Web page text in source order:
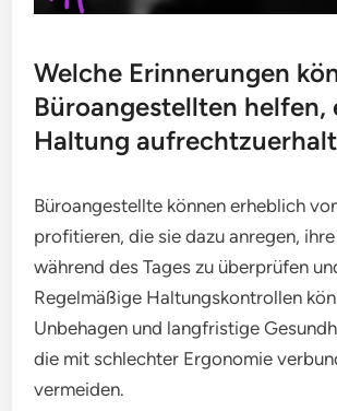
Welche Erinnerungen
Büroangestellten helfen,
Haltung
Büroangestellte können erheblich
profitieren, die sie dazu anregen,
während des Tages zu überprüfen
Regelmäßige Haltungskontrollen
Unbehagen und langfristige
die mit schlechter Ergonomie
vermeiden.